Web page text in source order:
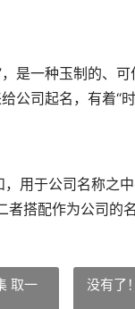
是一种玉制的、
公司起名，有着“
用于公司名称之
搭配作为公司的
取一
没有了！